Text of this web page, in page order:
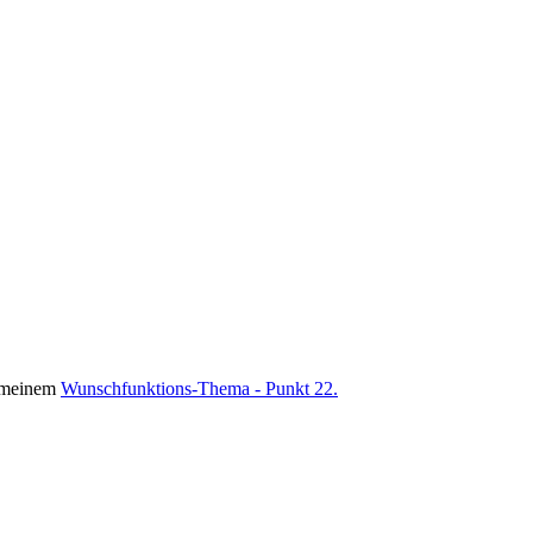
Wunschfunktions-Thema - Punkt 22.